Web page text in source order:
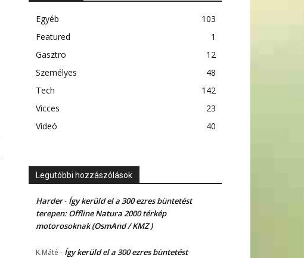
Egyéb
103
Featured
1
Gasztro
12
Személyes
48
Tech
142
Vicces
23
Videó
40
Legutóbbi hozzászólások
Harder- Így kerüld el a 300 ezres büntetést
terepen: Offline Natura 2000 térkép
motorosoknak (OsmAnd / KMZ )
K.Máté - Így kerüld el a 300 ezres büntetést